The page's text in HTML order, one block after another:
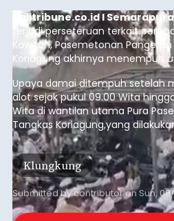
balitribune.co.id I
terjadi perseteruan terkait
Kawitan, Pasemetonan
Koriagung akhirnya menempuh
pada Minggu (9/8/2026).
Upaya damai ditempuh setelah
alot sejak pukul 09.00 Wita
Wita di wantilan utama Pura
Tangkas Koriagung,yang
kedua belah pihak yang
Klungkung
Submitted bycontributoronSun,